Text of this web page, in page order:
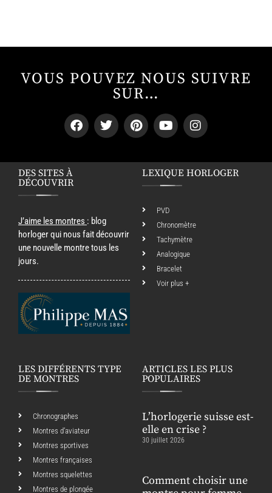
VOUS POUVEZ NOUS SUIVRE
SUR…
DES SITES À
DÉCOUVRIR
J’aime les montres : blog
horloger qui nous fait découvrir
une nouvelle montre tous les
jours.
LEXIQUE HORLOGER
PVD
Chronomètre
Tachymètre
Analogique
Bracelet
Voir plus +
LES DIFFÉRENTS TYPE
DE MONTRES
Chronographes
Montres d’aviateur
Montres sportives
Montres françaises
Montres squelettes
Montres de plongée
ARTICLES LES PLUS
POPULAIRES
L’horlogerie suisse est-
elle en crise ?
30 juillet 2026
Comment choisir une